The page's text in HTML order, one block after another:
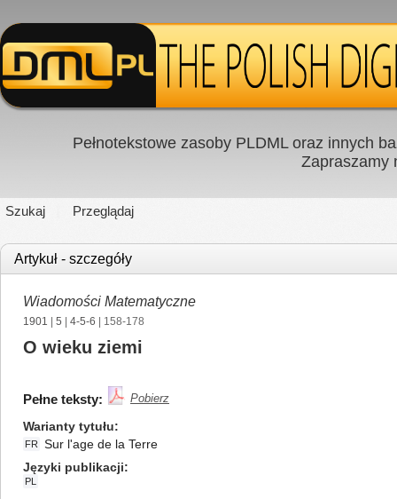
Pełnotekstowe zasoby PLDML oraz innych
Zapraszamy
Szukaj Przeglądaj
Artykuł - szczegóły
Wiadomości Matematyczne
1901 5 4-5-6 | 158-178
O wieku ziemi
Pełne teksty: Pobierz
Warianty tytułu
FR
Sur l'age de la Terre
Języki publikacji
PL